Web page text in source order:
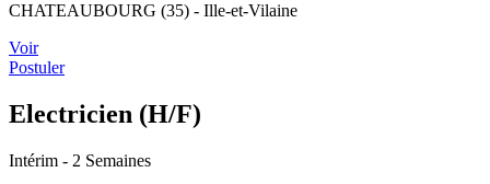
CHATEAUBOURG (35) - Ille-et-Vilaine
Voir
Postuler
Electricien (H/F)
Intérim - 2 Semaines